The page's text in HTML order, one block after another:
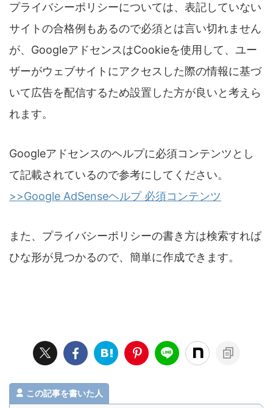
プライバシーポリシーについては、表記していない
サイトの合格例もあるので必須とは言い切れません
が、GoogleアドセンスはCookieを使用して、ユー
ザーがウェブサイトにアクセスした際の情報に基づ
いて広告を配信するため設置した方が良いと考えら
れます。
Googleアドセンスのヘルプに必須コンテンツとし
て記載されているので参考にしてください。
>>Google AdSenseヘルプ 必須コンテンツ
また、プライバシーポリシーの書き方は検索すれば
ひな形が見つかるので、簡単に作成できます。
この記事を書いた人